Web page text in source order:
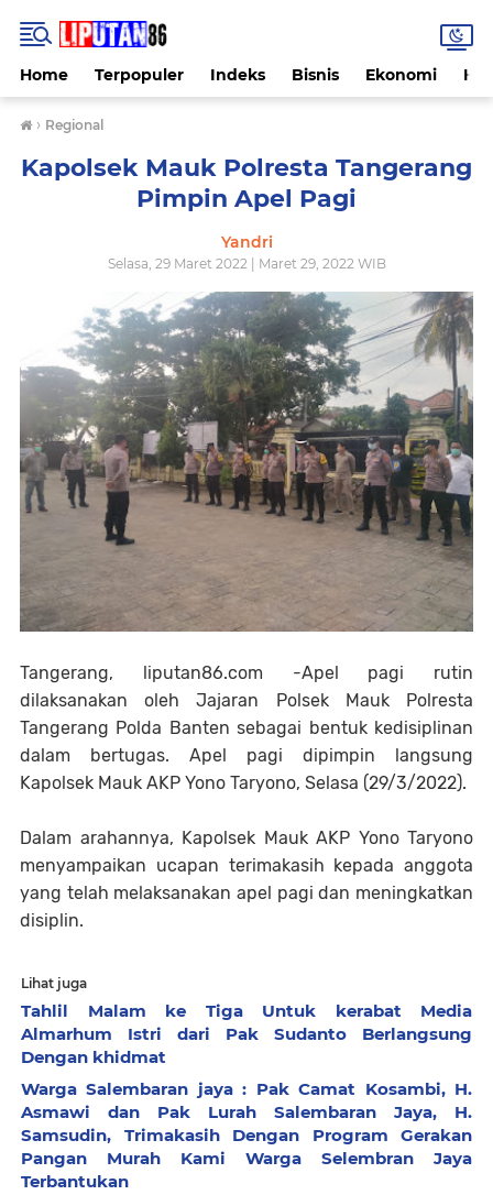
Home Terpopuler Indeks Bisnis Ekonomi
› Regional
Kapolsek Mauk Polresta Tangerang
Pimpin Apel Pagi
Yandri
Selasa, 29 Maret 2022 | Maret 29, 2022 WIB
Tangerang, liputan86.com -Apel pagi rutin
dilaksanakan oleh Jajaran Polsek Mauk Polresta
Tangerang Polda Banten sebagai bentuk kedisiplinan
dalam bertugas. Apel pagi dipimpin langsung
Kapolsek Mauk AKP Yono Taryono, Selasa (29/3/2022).
Dalam arahannya, Kapolsek Mauk AKP Yono Taryono
menyampaikan ucapan terimakasih kepada anggota
yang telah melaksanakan apel pagi dan meningkatkan
disiplin.
Lihat juga
Tahlil Malam ke Tiga Untuk kerabat Media
Almarhum Istri dari Pak Sudanto Berlangsung
Dengan khidmat
Warga Salembaran jaya : Pak Camat Kosambi, H.
Asmawi dan Pak Lurah Salembaran Jaya, H.
Samsudin, Trimakasih Dengan Program Gerakan
Pangan Murah Kami Warga Selembran Jaya
Terbantukan